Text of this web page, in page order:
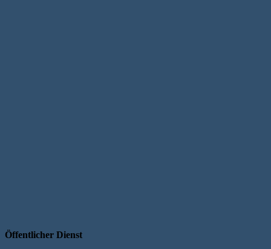
Öffentlicher Dienst